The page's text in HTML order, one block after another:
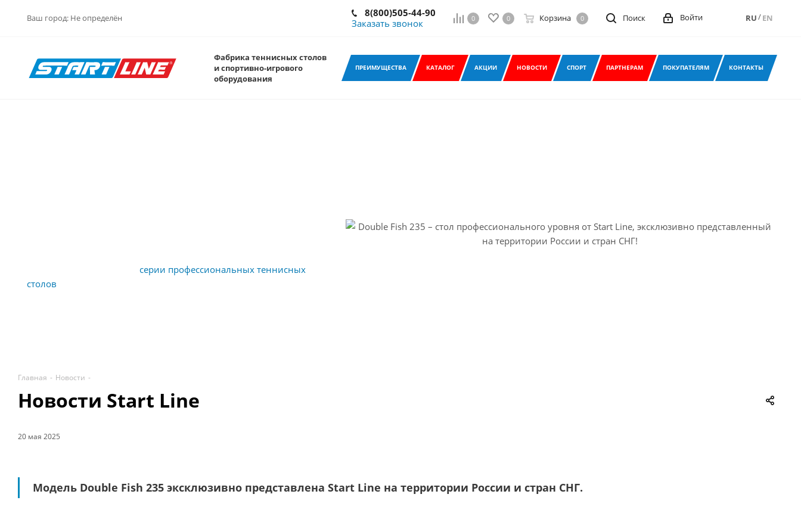
Ваш город: Не определён
8(800)505-44-90
Заказать звонок
0 0 Корзина 0 Поиск Войти RU/EN
Фабрика теннисных столов
и спортивно-игрового
оборудования
ПРЕИМУЩЕСТВА КАТАЛОГ АКЦИИ НОВОСТИ СПОРТ ПАРТНЕРАМ ПОКУПАТЕЛЯМ КОНТАКТЫ
серии профессиональных теннисных
столов
Главная - Новости -
Новости Start Line
20 мая 2025
Модель Double Fish 235 эксклюзивно представлена Start Line на территории России и стран СНГ.